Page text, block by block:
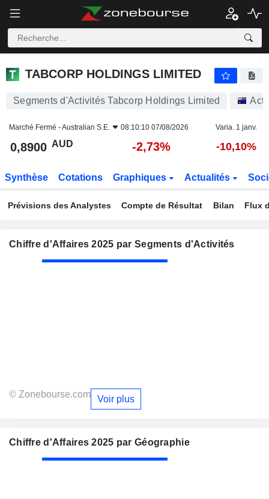
TABCORP HOLDINGS LIMITED
Segments d'Activités Tabcorp Holdings Limited
Marché Fermé -Australian S.E. 08:10:10 07/08/2026 Varia. 1 janv.
0,8900 AUD -2,73% -10,10%
Synthèse Cotations Graphiques Actualités
Prévisions des Analystes Compte de Résultat Bilan Flux
Chiffre d'Affaires 2025 par Segments d'Activités
© Zonebourse.com Voir plus
Chiffre d'Affaires 2025 par Géographie